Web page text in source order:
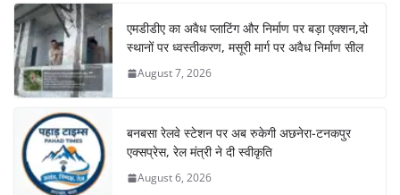
एमडीडीए का अवैध प्लाटिंग और निर्माण पर बड़ा एक्शन,दो
स्थानों पर ध्वस्तीकरण, मसूरी मार्ग पर अवैध निर्माण सील
August 7, 2026
बनबसा रेलवे स्टेशन पर अब रुकेगी अछनेरा-टनकपुर
एक्सप्रेस, रेल मंत्री ने दी स्वीकृति
August 6, 2026